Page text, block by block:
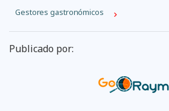
Gestores gastronómicos
Publicado por: